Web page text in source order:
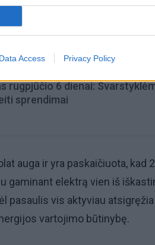
Data Access Privacy Policy
numatė katastrofišką karo
rugpjūčio 6 dienai:
sprendimai
auga ir yra paskaičiuota, kad
gaminant elektrą vien iš
pasaulis vis aktyviau
vartojimo būtinybę.